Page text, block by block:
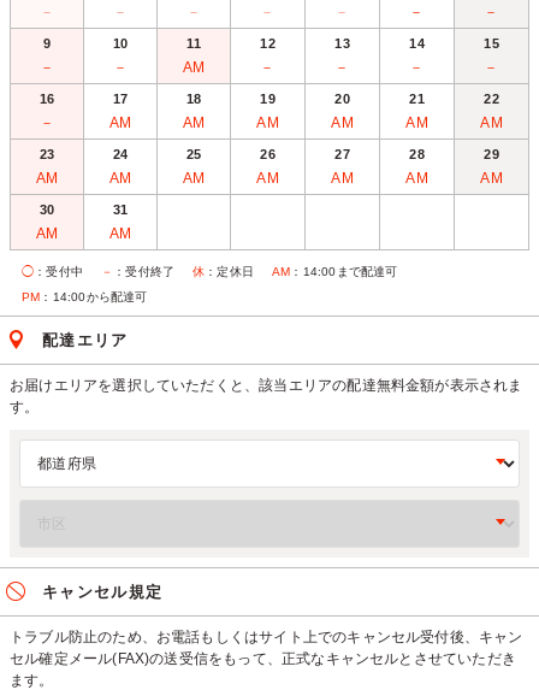
－ － － － － － －
9
－
10
－
11
AM
12
－
13
－
14
－
15
－
16
－
17
AM
18
AM
19
AM
20
AM
21
AM
22
AM
23
AM
24
AM
25
AM
26
AM
27
AM
28
AM
29
AM
30
AM
31
AM
◯ ：受付中 － ：受付終了 休 ：定休日 AM ：14:00まで配達可
PM ：14:00から配達可
配達エリア
お届けエリアを選択していただくと、該当エリアの配達無料金額が表示されま
す。
キャンセル規定
トラブル防止のため、お電話もしくはサイト上でのキャンセル受付後、キャン
セル確定メール(FAX)の送受信をもって、正式なキャンセルとさせていただき
ます。